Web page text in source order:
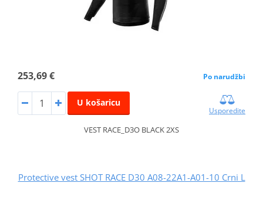
253,69 € Po narudžbi
U košaricu
Usporedite
VEST RACE_D3O BLACK 2XS
Protective vest SHOT RACE D30 A08-22A1-A01-10 Crni L